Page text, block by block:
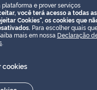
e prover serviços
você terá acesso a todas as
Cookies", os cookies que
Para escolher quais
mais em nossa Declaração
cookies